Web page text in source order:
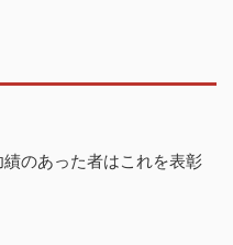
のあった者はこれを表彰